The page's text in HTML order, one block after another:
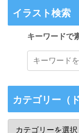
イラスト検索
キーワードで
カテゴリー（